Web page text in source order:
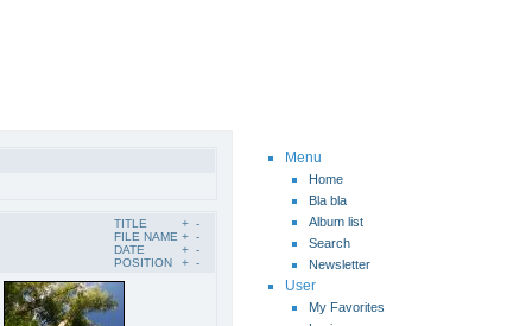
Menu
Home
Bla bla
Album list
Search
Newsletter
User
My Favorites
TITLE + -
FILE NAME + -
DATE
+ -
POSITION
+ -